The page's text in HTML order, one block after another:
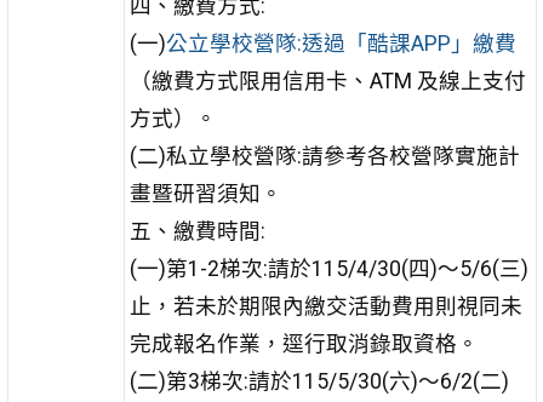
四、繳費方式:
(一)公立學校營隊:透過「酷課APP」繳費
（繳費方式限用信用卡、ATM 及線上支付
方式）。
(二)私立學校營隊:請參考各校營隊實施計
畫暨研習須知。
五、繳費時間:
(一)第1-2梯次:請於115/4/30(四)〜5/6(三)
止，若未於期限內繳交活動費用則視同未
完成報名作業，逕行取消錄取資格。
(二)第3梯次:請於115/5/30(六)〜6/2(二)